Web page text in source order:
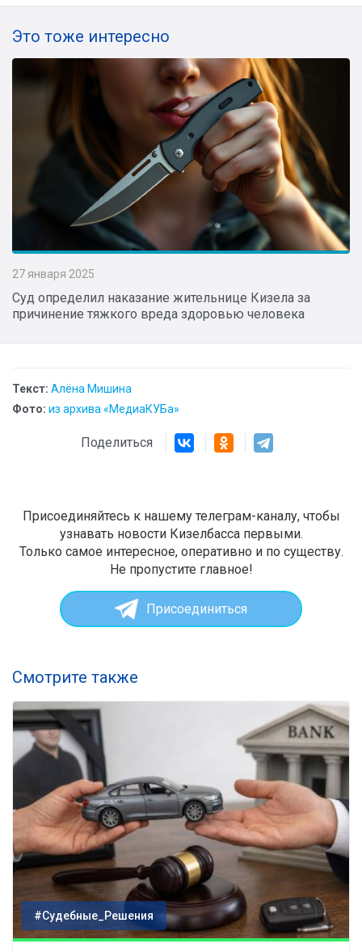
Это тоже интересно
27 января 2025
Суд определил наказание жительнице Кизела за
причинение тяжкого вреда здоровью человека
Текст: Алёна Мишина
Фото: из архива «МедиаКУБа»
Поделиться
Присоединяйтесь к нашему телеграм-каналу, чтобы
узнавать новости Кизелбасса первыми.
Только самое интересное, оперативно и по существу.
Не пропустите главное!
Присоединиться
Смотрите также
#Судебные_Решения